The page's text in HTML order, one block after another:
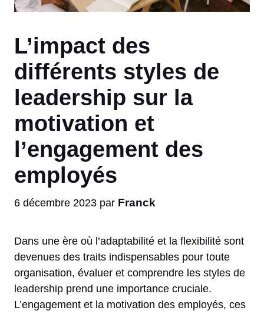
L’impact des
différents styles de
leadership sur la
motivation et
l’engagement des
employés
6 décembre 2023 par Franck
Dans une ère où l’adaptabilité et la flexibilité sont
devenues des traits indispensables pour toute
organisation, évaluer et comprendre les styles de
leadership prend une importance cruciale.
L’engagement et la motivation des employés, ces